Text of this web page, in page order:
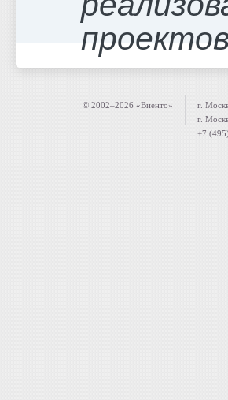
© 2002–2026 «Виенто»
г.
г.
+7